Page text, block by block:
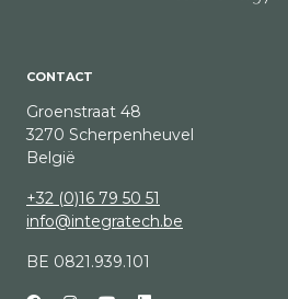
CONTACT
Groenstraat 48
3270 Scherpenheuvel
België
+32 (0)16 79 50 51
info@integratech.be
BE 0821.939.101